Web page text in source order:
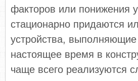
факторов или понижения
стационарно придаются
устройства,
настоящее время в
чаще всего реализуются